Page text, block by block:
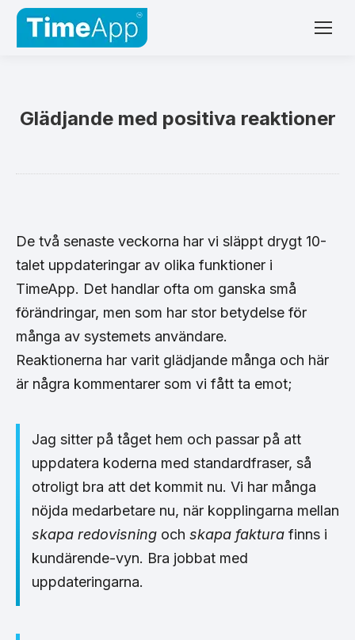
Glädjande med positiva reaktioner
De två senaste veckorna har vi släppt drygt 10-
talet uppdateringar av olika funktioner i
TimeApp. Det handlar ofta om ganska små
förändringar, men som har stor betydelse för
många av systemets användare.
Reaktionerna har varit glädjande många och här
är några kommentarer som vi fått ta emot;
Jag sitter på tåget hem och passar på att
uppdatera koderna med standardfraser, så
otroligt bra att det kommit nu. Vi har många
nöjda medarbetare nu, när kopplingarna mellan
skapa redovisning och skapa faktura finns i
kundärende-vyn. Bra jobbat med
uppdateringarna.